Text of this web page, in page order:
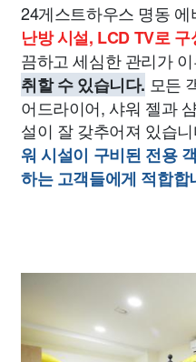
24게스트하우스 명동
난방 시설, LCD TV로
끔하고 세심한 관리가
취할 수 있습니다. 모든
어드라이어, 샤워 젤과
설이 잘 갖추어져 있습
워 시설이 구비된 전용
하는 고객들에게 적합합